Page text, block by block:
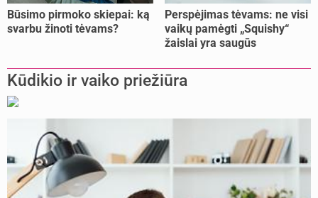
Būsimo pirmoko skiepai: ką
svarbu žinoti tėvams?
Perspėjimas tėvams: ne visi
vaikų pamėgti „Squishy“
žaislai yra saugūs
Kūdikio ir vaiko priežiūra